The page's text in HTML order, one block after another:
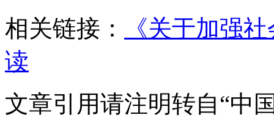
相关链接：
《关于加强
读
文章引用请注明转自“中